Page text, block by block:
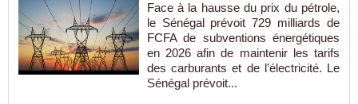
Face à la hausse du prix du pétrole,
le Sénégal prévoit 729 milliards de
FCFA de subventions énergétiques
en 2026 afin de maintenir les tarifs
des carburants et de l’électricité. Le
Sénégal prévoit...